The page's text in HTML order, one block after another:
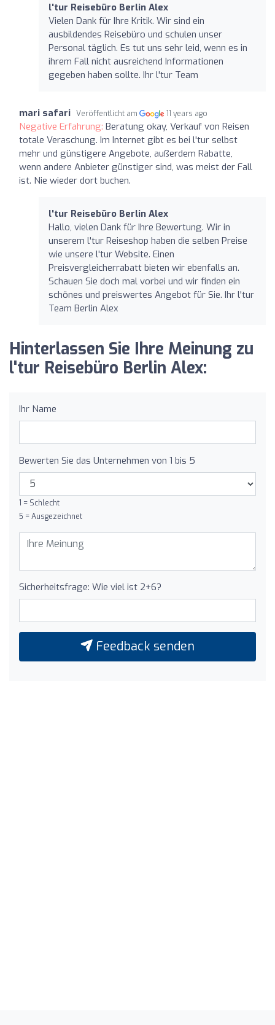
l'tur Reisebüro Berlin Alex
Vielen Dank für Ihre Kritik. Wir sind ein
ausbildendes Reisebüro und schulen unser
Personal täglich. Es tut uns sehr leid, wenn es in
ihrem Fall nicht ausreichend Informationen
gegeben haben sollte. Ihr l'tur Team
mari safari Veröffentlicht am 11 years ago
Negative Erfahrung: Beratung okay, Verkauf von Reisen
totale Veraschung. Im Internet gibt es bei l'tur selbst
mehr und günstigere Angebote, außerdem Rabatte,
wenn andere Anbieter günstiger sind, was meist der Fall
ist. Nie wieder dort buchen.
l'tur Reisebüro Berlin Alex
Hallo, vielen Dank für Ihre Bewertung. Wir in
unserem l'tur Reiseshop haben die selben Preise
wie unsere l'tur Website. Einen
Preisvergleicherrabatt bieten wir ebenfalls an.
Schauen Sie doch mal vorbei und wir finden ein
schönes und preiswertes Angebot für Sie. Ihr l'tur
Team Berlin Alex
Hinterlassen Sie Ihre Meinung zu
l'tur Reisebüro Berlin Alex:
Ihr Name
Bewerten Sie das Unternehmen von 1 bis 5
1 = Schlecht
5 = Ausgezeichnet
Sicherheitsfrage: Wie viel ist 2+6?
Feedback senden